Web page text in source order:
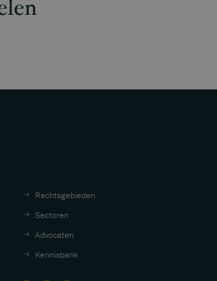
Rechtsgebieden
Sectoren
Advocaten
Kennisbank